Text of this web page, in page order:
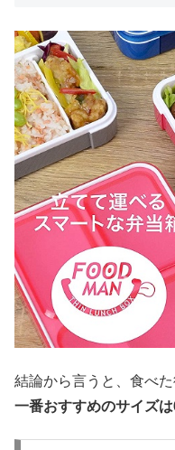
結論から言うと、食べ
一番おすすめのサイズ